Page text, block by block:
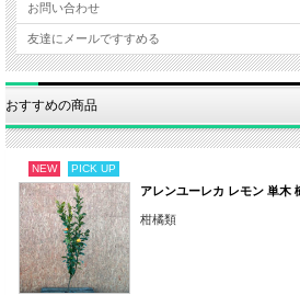
水やり
・植えて2年未満ま
が乾いていたらた
要
肥料
剪定
お問い合わせ
友達にメールですすめる
おすすめの商品
NEW PICK UP
アレンユーレカ レモン 単木
柑橘類